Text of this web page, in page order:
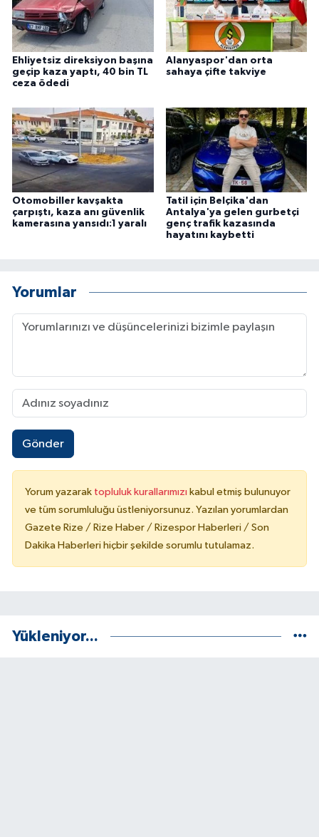
Ehliyetsiz direksiyon başına
geçip kaza yaptı, 40 bin TL
ceza ödedi
Alanyaspor'dan orta
sahaya çifte takviye
Otomobiller kavşakta
çarpıştı, kaza anı güvenlik
kamerasına yansıdı:1 yaralı
Tatil için Belçika'dan
Antalya'ya gelen gurbetçi
genç trafik kazasında
hayatını kaybetti
Yorumlar
Gönder
Yorum yazarak topluluk kurallarımızı kabul etmiş bulunuyor
ve tüm sorumluluğu üstleniyorsunuz. Yazılan yorumlardan
Gazete Rize / Rize Haber / Rizespor Haberleri / Son
Dakika Haberleri hiçbir şekilde sorumlu tutulamaz.
Yükleniyor...